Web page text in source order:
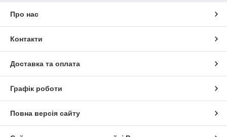
Про нас
Контакти
Доставка та оплата
Графік роботи
Повна версія сайту